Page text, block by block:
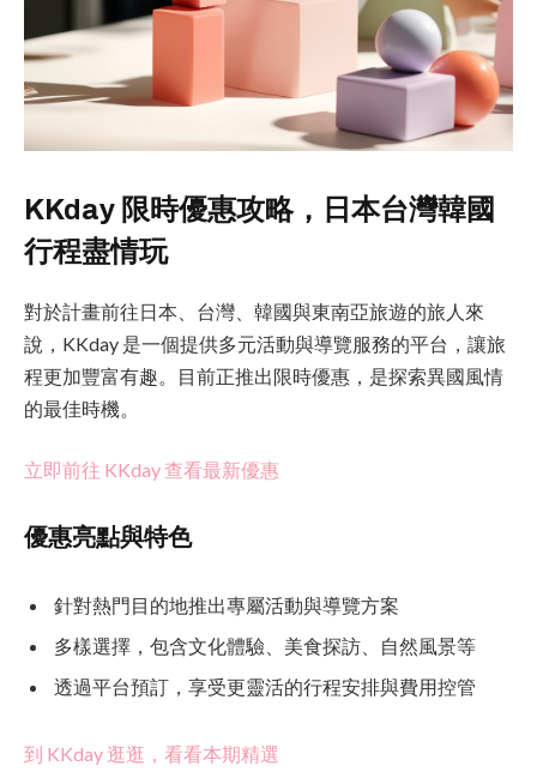
KKday 限時優惠攻略，日本台灣韓國
行程盡情玩
對於計畫前往日本、台灣、韓國與東南亞旅遊的旅人來
說，KKday 是一個提供多元活動與導覽服務的平台，讓旅
程更加豐富有趣。目前正推出限時優惠，是探索異國風情
的最佳時機。
立即前往 KKday 查看最新優惠
優惠亮點與特色
針對熱門目的地推出專屬活動與導覽方案
多樣選擇，包含文化體驗、美食探訪、自然風景等
透過平台預訂，享受更靈活的行程安排與費用控管
到 KKday 逛逛，看看本期精選